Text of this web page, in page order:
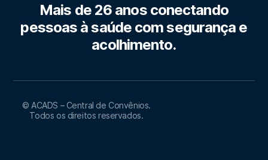
Mais de 26 anos conectando
pessoas à saúde com segurança e
acolhimento.
© ACADS – Central de Convênios.
Todos os direitos reservados.